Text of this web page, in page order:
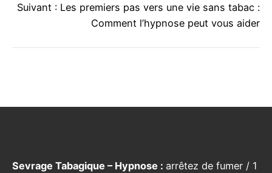
Suivant : Les premiers pas vers une vie sans tabac :
Comment l’hypnose peut vous aider
Sevrage Tabagique – Hypnose : arrêtez de fumer / 1